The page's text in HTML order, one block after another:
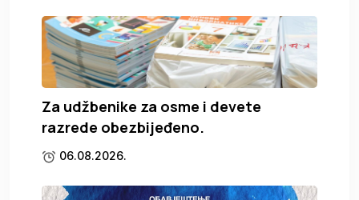
Za udžbenike za osme i devete
razrede obezbijeđeno.
06.08.2026.